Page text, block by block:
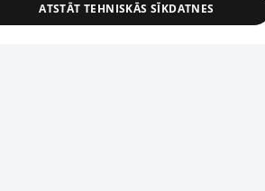
ATSTĀT TEHNISKĀS SĪKDATNES